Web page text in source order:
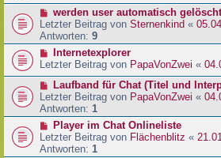
werden user automatisch
Letzter Beitrag von Sternenkind «
Antworten: 9
Internetexplorer
Letzter Beitrag von PapaVonZwei «
Laufband für Chat (Titel und
Letzter Beitrag von PapaVonZwei «
Antworten: 1
Player im Chat Onlineliste
Letzter Beitrag von Flächenblitz «
Antworten: 1